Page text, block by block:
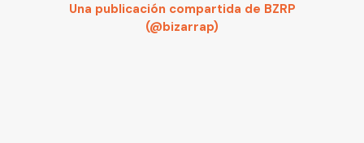
Una publicación compartida de BZRP
(@bizarrap)